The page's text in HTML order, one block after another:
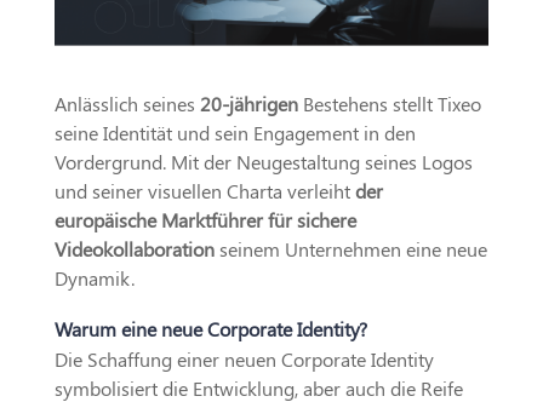
Anlässlich seines 20-jährigenBestehens stellt Tixeo
seine Identität und sein Engagement in den
Vordergrund. Mit der Neugestaltung seines Logos
und seiner visuellen Charta verleihtder
europäische Marktführer für sichere
Videokollaborationseinem Unternehmen eine neue
Dynamik.
Warum eine neue Corporate Identity?
Die Schaffung einer neuen Corporate Identity
symbolisiert die Entwicklung, aber auch die Reife